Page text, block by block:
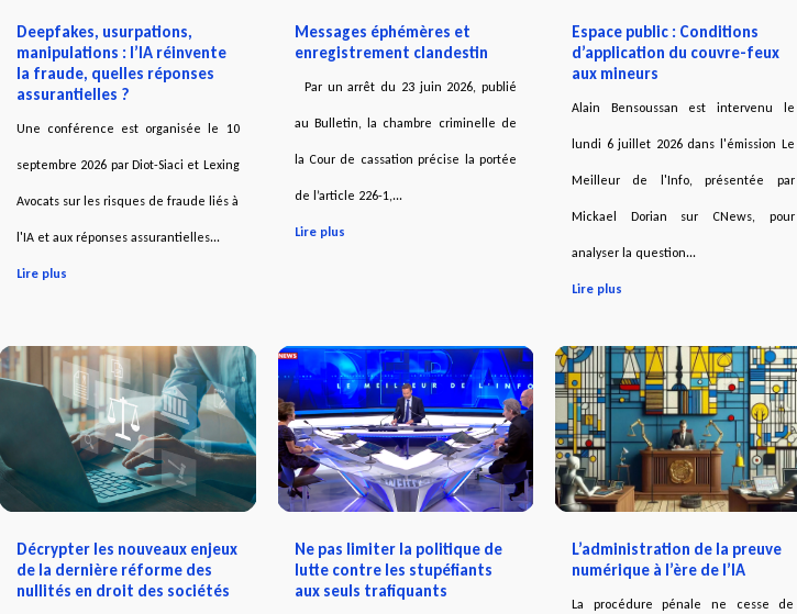
Deepfakes, usurpations,
manipulations : l’IA réinvente
la fraude, quelles réponses
assurantielles ?
Une conférence est organisée le 10
septembre 2026 par Diot-Siaci et Lexing
Avocats sur les risques de fraude liés à
l'IA et aux réponses assurantielles...
Lire plus
Messages éphémères et
enregistrement clandestin
Par un arrêt du 23 juin 2026, publié
au Bulletin, la chambre criminelle de
la Cour de cassation précise la portée
de l’article 226-1,...
Lire plus
Espace public : Conditions
d’application du couvre-feux
aux mineurs
Alain Bensoussan est intervenu le
lundi 6 juillet 2026 dans l'émission Le
Meilleur de l'Info, présentée par
Mickael Dorian sur CNews, pour
analyser la question...
Lire plus
Décrypter les nouveaux enjeux
de la dernière réforme des
nullités en droit des sociétés
Ne pas limiter la politique de
lutte contre les stupéfiants
aux seuls trafiquants
L’administration de la preuve
numérique à l’ère de l’IA
La procédure pénale ne cesse de